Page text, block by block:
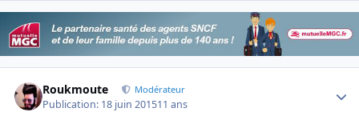
Roukmoute Modérateur
Publication: 18 juin 201511 ans